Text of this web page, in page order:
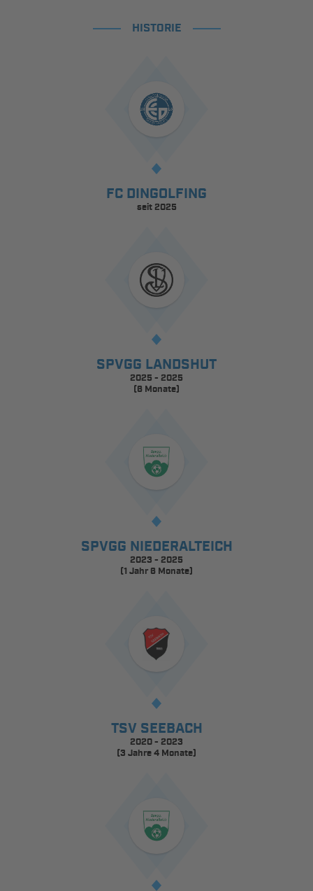
HISTORIE
FC DINGOLFING
seit 2025
SPVGG LANDSHUT
2025 - 2025
(6 Monate)
SPVGG NIEDERALTEICH
2023 - 2025
(1 Jahr 6 Monate)
TSV SEEBACH
2020 - 2023
(3 Jahre 4 Monate)